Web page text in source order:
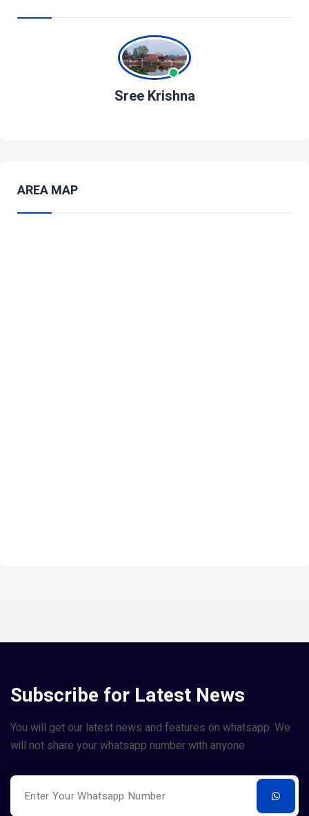
Sree Krishna
AREA MAP
Subscribe for Latest News
You will get our latest news and features on whatsapp. We
will not share your whatsapp number with anyone